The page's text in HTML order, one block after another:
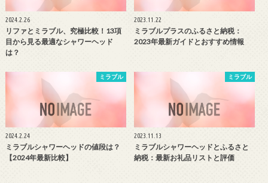
2024.2.26
リファとミラブル、究極比較！13項
目から見る最適なシャワーヘッド
は？
2023.11.22
ミラブルプラスのふるさと納税：
2023年最新ガイドとおすすめ情報
ミラブル
2024.2.24
ミラブルシャワーヘッドの値段は？
【2024年最新比較】
ミラブル
2023.11.13
ミラブルシャワーヘッドとふるさと
納税：最新お礼品リストと評価